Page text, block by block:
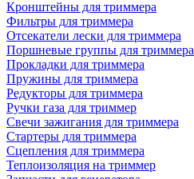
Кронштейны для триммера
Фильтры для триммера
Отсекатели лески для триммера
Поршневые группы для триммера
Прокладки для триммера
Пружины для триммера
Редукторы для триммера
Ручки газа для триммер
Свечи зажигания для триммера
Стартеры для триммера
Сцепления для триммера
Теплоизоляция на триммер